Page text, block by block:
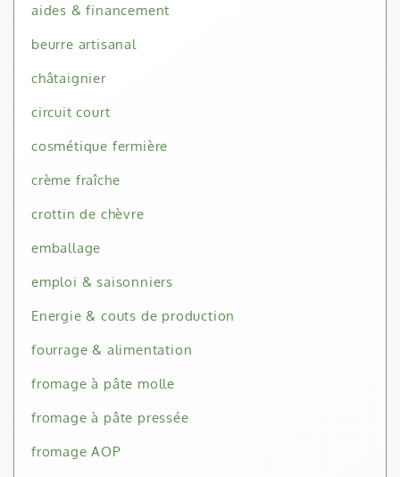
aides & financement
beurre artisanal
châtaignier
circuit court
cosmétique fermière
crème fraîche
crottin de chèvre
emballage
emploi & saisonniers
Energie & couts de production
fourrage & alimentation
fromage à pâte molle
fromage à pâte pressée
fromage AOP